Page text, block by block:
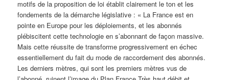
motifs de la proposition de loi établit clairement le ton et les
fondements de la démarche législative : « La France est en
pointe en Europe pour les déploiements, et les abonnés
plébiscitent cette technologie en s’abonnant de façon massive.
Mais cette réussite de transforme progressivement en échec
essentiellement du fait du mode de raccordement des abonnés.
Les derniers mètres, qui sont les premiers mètres vus de